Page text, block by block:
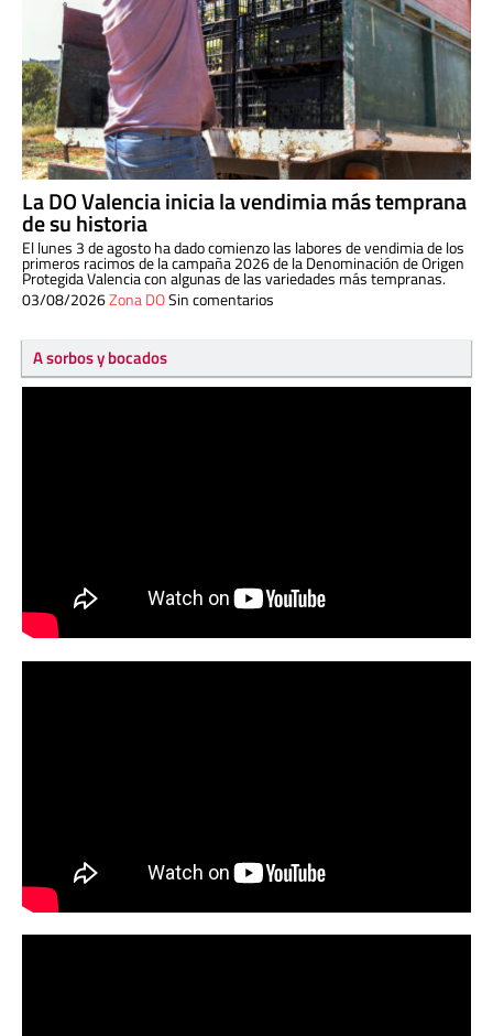
La DO Valencia inicia la vendimia más temprana
de su historia
El lunes 3 de agosto ha dado comienzo las labores de vendimia de los
primeros racimos de la campaña 2026 de la Denominación de Origen
Protegida Valencia con algunas de las variedades más tempranas.
03/08/2026Zona DOSin comentarios
A sorbos y bocados